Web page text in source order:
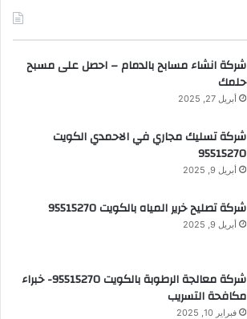
شركة انشاء مسابح بالدمام – احصل على مسبح
حلمك
أبريل 27, 2025
شركة تسليك مجاري في الاحمدي الكويت
95515270
أبريل 9, 2025
شركة تصليح خرير المياه بالكويت 95515270
أبريل 9, 2025
شركة معالجة الرطوبة بالكويت 95515270- خبراء
مكافحة التسريب
فبراير 10, 2025